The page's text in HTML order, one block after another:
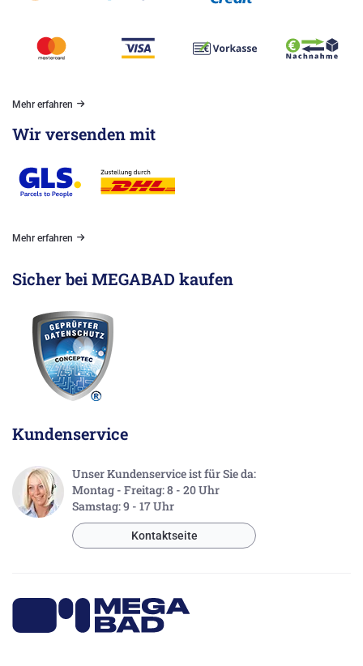
Mehr erfahren
Wir versenden mit
Mehr erfahren
Sicher bei MEGABAD kaufen
Kundenservice
Unser Kundenservice ist für Sie da:
Montag - Freitag: 8 - 20 Uhr
Samstag: 9 - 17 Uhr
Kontaktseite